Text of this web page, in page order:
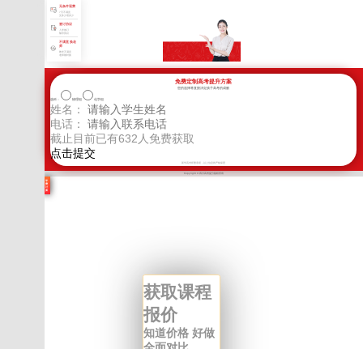
无条件退费
7天不满意
交多少退多少
签订协议
入学签订
辅导协议
不满意 换老
师
教学不满意
老师随时换
免费定制高考提升方案
您的选择将直接决定孩子高考的成败
选科： 物理组 化学组
姓名：
电话：
截止目前已有632人免费获取
新学高考郑重承诺，以上信息将严格保密
Copyright © 四川高考提分版权所有
学
费
计
算
获取课程
报价
知道价格 好做